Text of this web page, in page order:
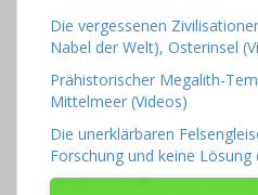
Die vergessenen
Nabel der Welt), Osterinsel
Prähistorischer Megalith-
Mittelmeer (Videos)
Die unerklärbaren
Forschung und keine Lösung